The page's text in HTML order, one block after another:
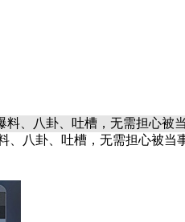
、八卦、吐槽，无需担心被
、八卦、吐槽，无需担心被当